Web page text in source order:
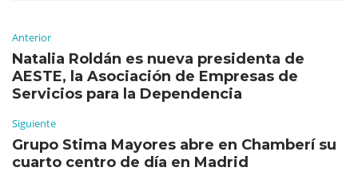
Anterior
Natalia Roldán es nueva presidenta de
AESTE, la Asociación de Empresas de
Servicios para la Dependencia
Siguiente
Grupo Stima Mayores abre en Chamberí su
cuarto centro de día en Madrid